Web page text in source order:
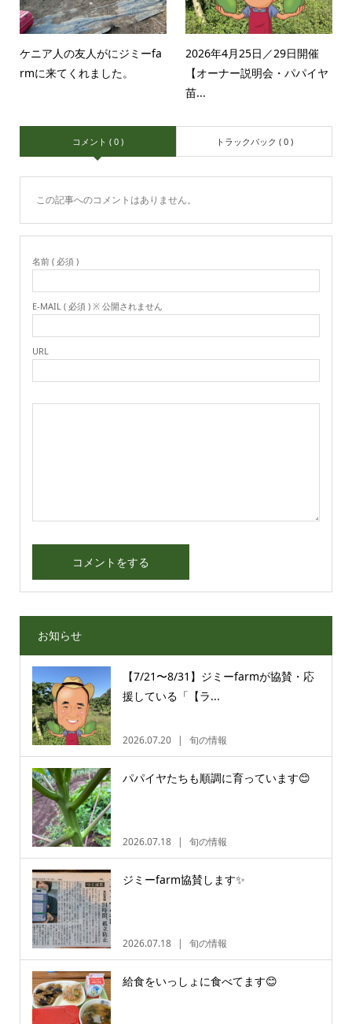
ケニア人の友人がにジミーfa
rmに来てくれました。
2026年4月25日／29日開催
【オーナー説明会・パパイヤ
苗...
コメント ( 0 ) トラックバック ( 0 )
この記事へのコメントはありません。
名前 ( 必須 )
E-MAIL ( 必須 ) ※ 公開されません
URL
お知らせ
【7/21〜8/31】ジミーfarmが協賛・応
援している「【ラ...
2026.07.20 旬の情報
パパイヤたちも順調に育っています😊
2026.07.18 旬の情報
ジミーfarm協賛します✨
2026.07.18 旬の情報
給食をいっしょに食べてます😊